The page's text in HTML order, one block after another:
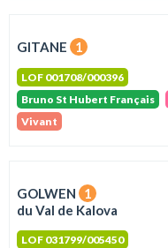
GITANE 1
LOF 001708/000396
Bruno St Hubert Français
Vivant
GOLWEN
1
du Val de Kalova
LOF 031799/005450